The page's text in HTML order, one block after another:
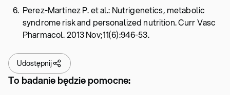
Perez-Martinez P. et al.: Nutrigenetics, metabolic
syndrome risk and personalized nutrition. Curr Vasc
Pharmacol. 2013 Nov;11(6):946-53.
Udostępnij
To badanie będzie pomocne: